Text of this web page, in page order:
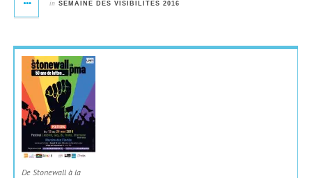
in SEMAINE DES VISIBILITÉS 2016
De Stonewall à la